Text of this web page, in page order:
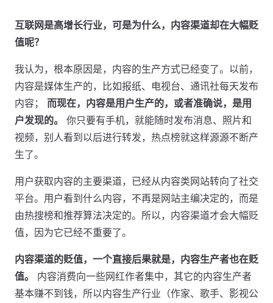
互联网是高增长行业，可是为什么，内容渠道却在大幅贬
值呢？
我认为，根本原因是，内容的生产方式已经变了。以前，
内容是媒体生产的，比如报纸、电视台、通讯社每天发布
内容； 而现在，内容是用户生产的，或者准确说，是用
户发现的。
你只要有手机，就能随时发布消息、照片和
视频，别人看到以后进行转发，热点榜就这样源源不断产
生了。
用户获取内容的主要渠道，已经从内容类网站转向了社交
平台。用户看到什么内容，不再是网站主编决定的，而是
由热搜榜和推荐算法决定的。所以，内容渠道才会大幅贬
值，因为它已经不重要了。
内容渠道的贬值，一个直接后果就是，内容生产者也在贬
值。
内容消费向一些网红作者集中，其它的内容生产者
基本赚不到钱，所以内容生产行业（作家、歌手、影视公